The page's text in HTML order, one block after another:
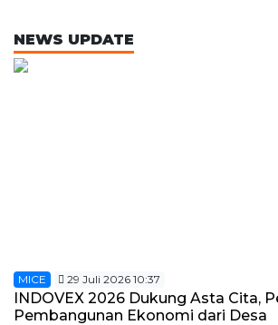
NEWS UPDATE
MICE 29 Juli 2026 10:37
INDOVEX 2026 Dukung Asta Cita,
Pembangunan Ekonomi dari Desa